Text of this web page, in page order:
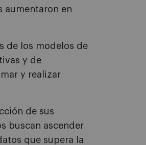
aumentaron en
de los modelos de
y de
y realizar
de sus
buscan ascender
que supera la